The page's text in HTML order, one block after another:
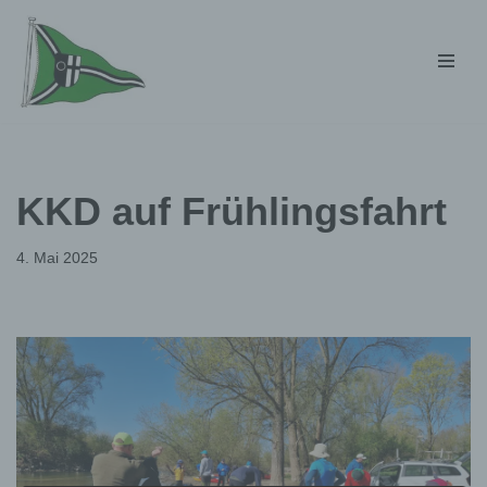
Zum
Inhalt
springen
KKD auf Frühlingsfahrt
4. Mai 2025